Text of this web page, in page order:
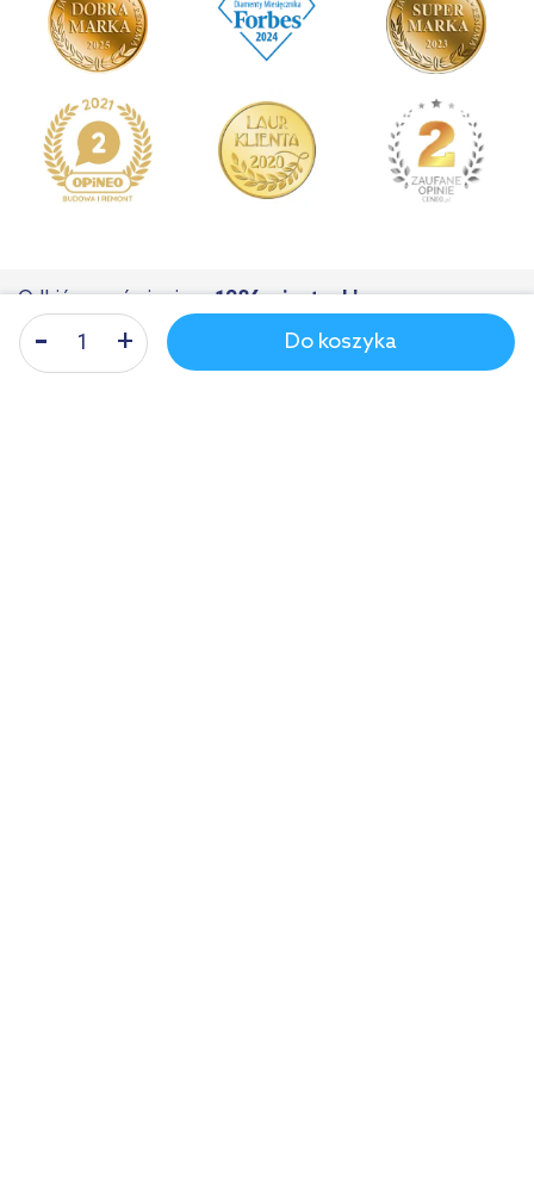
Do koszyka
Odbiór zamówieniaw 1986 miastach!
Nasza infolinia